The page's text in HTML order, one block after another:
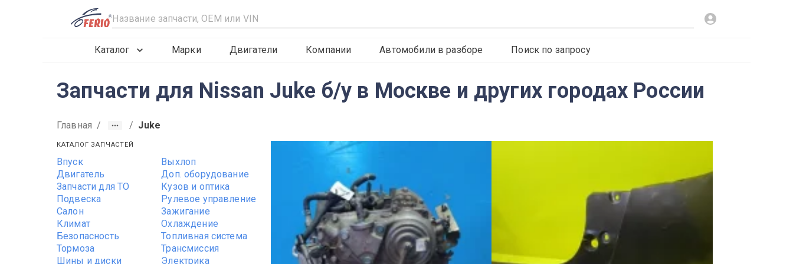
R
Каталог Марки Двигатели Компании Автомобили в разборе Поиск по запросу
Запчасти для Nissan Juke б/у в Москве и других городах России
Главная / / Juke
КАТАЛОГ ЗАПЧАСТЕЙ
Впуск
Выхлоп
Двигатель
Доп. оборудование
Запчасти для ТО
Кузов и оптика
Подвеска
Рулевое управление
Салон
Зажигание
Климат
Охлаждение
Безопасность
Топливная система
Тормоза
Трансмиссия
Шины и диски
Электрика